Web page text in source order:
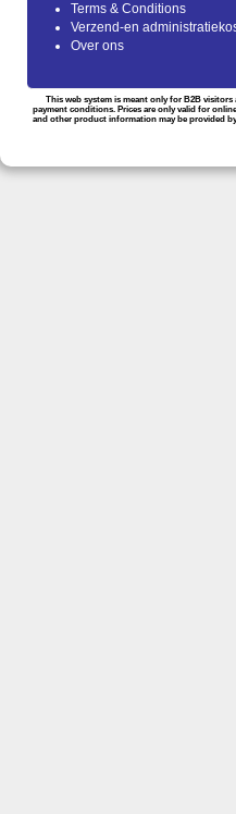
Terms & Conditions
Verzend-en
Over ons
This web system is meant only for B2B
payment conditions. Prices are only valid for
and other product information may be provided